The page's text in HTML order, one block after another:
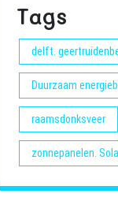
Tags
delft.
Duurzaam
raamsdonksveer
zonnepanelen.